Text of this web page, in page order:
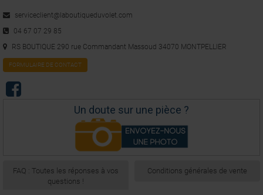
serviceclient@laboutiqueduvolet.com
04 67 07 29 85
RS BOUTIQUE 290 rue Commandant Massoud 34070 MONTPELLIER
FORMULAIRE DE CONTACT
Un doute sur une pièce ?
FAQ : Toutes les réponses à vos
questions !
Conditions générales de vente